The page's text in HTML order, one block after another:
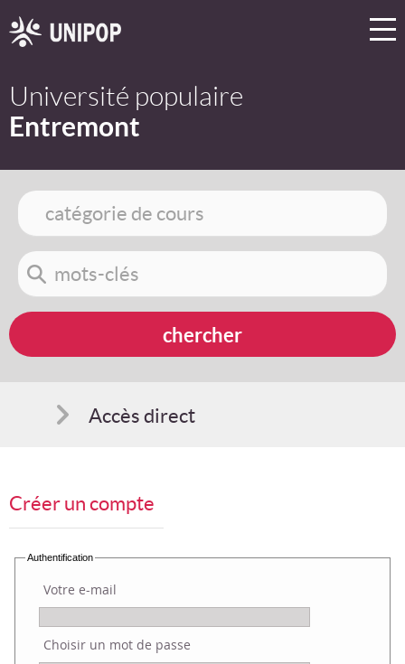
Université populaire
Entremont
Accès direct
Suggestions
Bon cadeau
Programme en PDF
Créer un compte
Authentification
Votre e-mail
Choisir un mot de passe